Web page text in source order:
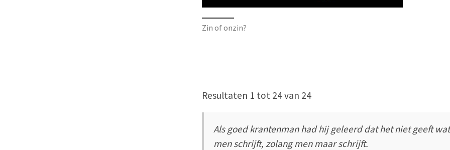
Zin of onzin?
Resultaten 1 tot 24 van 24
Als goed krantenman had hij geleerd dat het niet geeft wat
men schrijft, zolang men maar schrijft.